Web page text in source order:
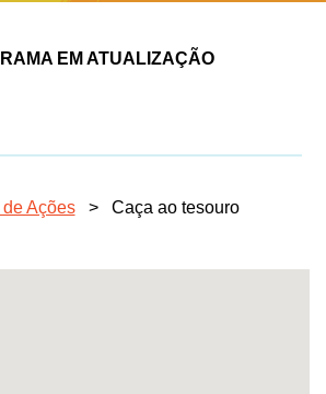
EM ATUALIZAÇÃO
de Ações >
Caça ao tesouro